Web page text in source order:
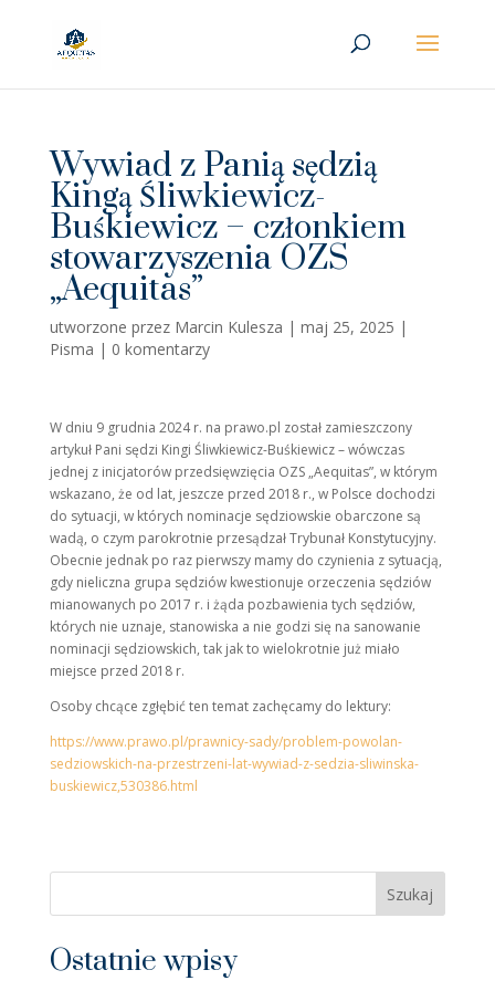
Wywiad z Panią sędzią
Kingą Śliwkiewicz-
Buśkiewicz – członkiem
stowarzyszenia OZS
„Aequitas”
utworzone przez Marcin Kulesza | maj 25, 2025 |
Pisma | 0 komentarzy
W dniu 9 grudnia 2024 r. na prawo.pl został zamieszczony
artykuł Pani sędzi Kingi Śliwkiewicz-Buśkiewicz – wówczas
jednej z inicjatorów przedsięwzięcia OZS „Aequitas”, w którym
wskazano, że od lat, jeszcze przed 2018 r., w Polsce dochodzi
do sytuacji, w których nominacje sędziowskie obarczone są
wadą, o czym parokrotnie przesądzał Trybunał Konstytucyjny.
Obecnie jednak po raz pierwszy mamy do czynienia z sytuacją,
gdy nieliczna grupa sędziów kwestionuje orzeczenia sędziów
mianowanych po 2017 r. i żąda pozbawienia tych sędziów,
których nie uznaje, stanowiska a nie godzi się na sanowanie
nominacji sędziowskich, tak jak to wielokrotnie już miało
miejsce przed 2018 r.
Osoby chcące zgłębić ten temat zachęcamy do lektury:
https://www.prawo.pl/prawnicy-sady/problem-powolan-
sedziowskich-na-przestrzeni-lat-wywiad-z-sedzia-sliwinska-
buskiewicz,530386.html
Szukaj
Ostatnie wpisy